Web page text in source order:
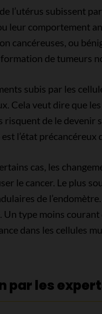
l’utérus subissent
leur comportement
cancéreuses, ou
de tumeurs
subis par les
Cela veut dire que
risquent de le devenir
l’état précancéreux
cas, les
le cancer. Le plus
de
Un type moins
dans les cellules
par les